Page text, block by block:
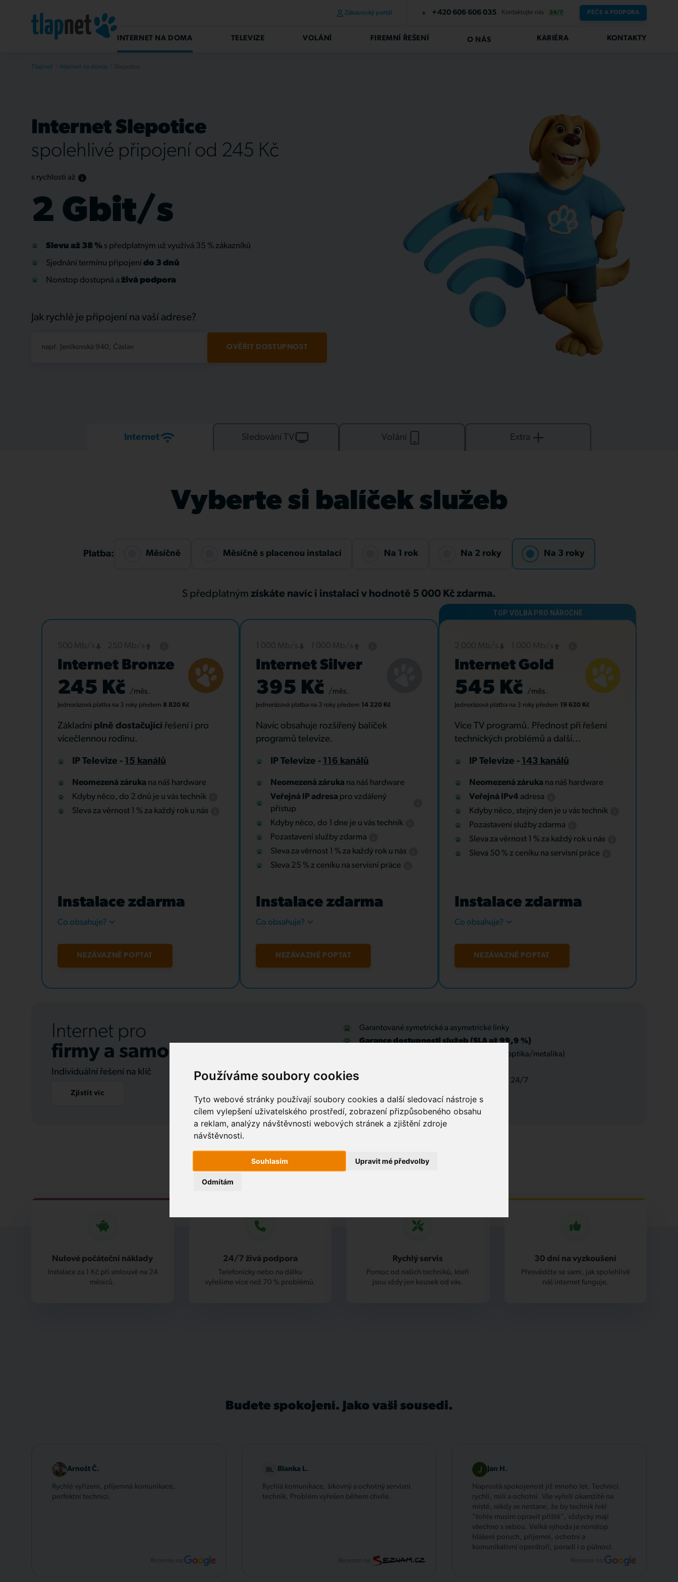
Používáme soubory cookies
Tyto webové stránky používají soubory cookies a další sledovací nástroje s
cílem vylepšení uživatelského prostředí, zobrazení přizpůsobeného obsahu
a reklam, analýzy návštěvnosti webových stránek a zjištění zdroje
návštěvnosti.
Souhlasím
Odmítám
Upravit mé předvolby
Zákaznický portál +420 606 606 035 Kontaktujte nás 24/7 PÉČE A PODPORA
INTERNET NA DOMA TELEVIZE VOLÁNÍ FIREMNÍ ŘEŠENÍ O NÁS KARIÉRA KONTAKTY
Tlapnet Internet na doma
Internet Slepotice
spolehlivé připojení od 245 Kč
s rychlostí až
2 Gbit/s
Slevu až 38 % s předplatným už využívá 35 % zákazníků
Sjednání termínu připojení do 3 dnů
Nonstop dostupná a živá podpora
Jak rychlé je připojení na vaší adrese?
např. Jeníkovská 940, Čáslav OVĚŘIT DOSTUPNOST
Internet Sledování TV Volání Extra
Vyberte si balíček služeb
Platba: Měsíčně Měsíčně s placenou instalací Na 1 rok Na 2 roky Na 3 roky
S předplatným získáte navíc i instalaci v hodnotě 5 000 Kč zdarma.
Internet Bronze
245 Kč /měs.
Jednorázová platba na 3 rokypředem 8 820 Kč
Základní plně dostačující řešení i pro
vícečlennou rodinu.
IP Televize - 15 kanálů
Neomezená záruka na náš hardware
Kdyby něco, do 2 dnů je u vás technik
Sleva za věrnost 1 % za každý rok u nás
Instalace zdarma
Co obsahuje?
NEZÁVAZNĚ POPTAT
Internet Silver
395 Kč /měs.
Jednorázová platba na 3 roky předem 14 220 Kč
Navíc obsahuje rozšířený balíček
programů televize.
IP Televize - 116 kanálů
Neomezená záruka na náš hardware
Veřejná IP adresa pro vzdálený
přístup
Kdyby něco, do 1 dne je u vás technik
Pozastavení služby zdarma
Sleva za věrnost 1 % za každý rok u nás
Sleva 25 % z ceníku na servisní práce
Instalace zdarma
Co obsahuje?
NEZÁVAZNĚ POPTAT
Internet Gold
545 Kč /měs.
Jednorázová platba na 3 rokypředem 19 620 Kč
Více TV programů. Přednost při řešení
technických problémů a další...
IP Televize - 143 kanálů
Neomezená záruka na náš hardware
Veřejná IPv4 adresa
Kdyby něco, stejný den je u vás technik
Pozastavení služby zdarma
Sleva za věrnost 1 % za každý rok u nás
Sleva 50 % z ceníku na servisní práce
Instalace zdarma
Co obsahuje?
NEZÁVAZNĚ POPTAT
Internet pro
firmy a samosprávu
Individuální řešení na klíč
Zjistit víc
Garantované symetrické a asymetrické linky
Garance dostupnosti služeb (SLA až 99,9 %)
Optické přípojky a interní datové rozvody (optika/metalika)
IT outsourcing, správa sítí a servis, podpora 24/7
Nulové počáteční náklady
Instalace za 1 Kč při smlouvě na 24
měsíců.
24/7 živá podpora
Telefonicky nebo na dálku
vyřešíme více než 70 % problémů.
Rychlý servis
Pomoc od našich techniků, kteří
jsou vždy jen kousek od vás.
30 dní na vyzkoušení
Přesvědčte se sami, jak spolehlivě
náš internet funguje.
Budete spokojení. Jako vaši sousedi.
Arnošt Č.
Rychlé vyřízení, příjemná komunikace,
perfektní technici.
Blanka L.
Rychlá komunikace, šikovný a ochotný servisní
technik. Problém vyřešen během chvíle.
Jan H.
Naprostá spokojenost již mnoho let. Technici
rychlí, milí a ochotní. Vše vyřeší okamžitě na
místě, nikdy se nestane, že by technik řekl
"tohle musím opravit příště", vždycky mají
všechno s sebou. Velká výhoda je nonstop
hlášení poruch, příjemní, ochotní a
komunikativní operátoři, poradí i o půlnoci.
Recenze na: